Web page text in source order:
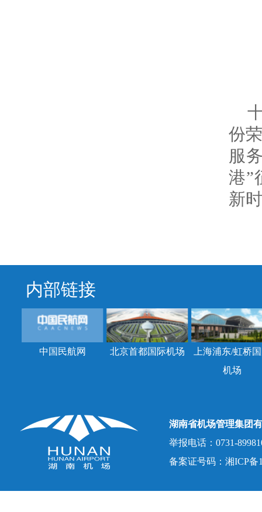
份
服
港”
新
内部链接
中国民航网 北京首都国际机场
上海浦东/虹桥
机场
湖南省机场管理集团
举报电话：0731-
备案证号码：湘ICP备